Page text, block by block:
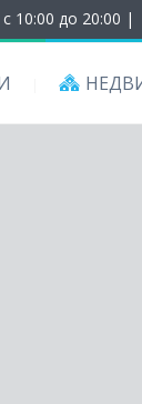
10:00 до 20:00 |